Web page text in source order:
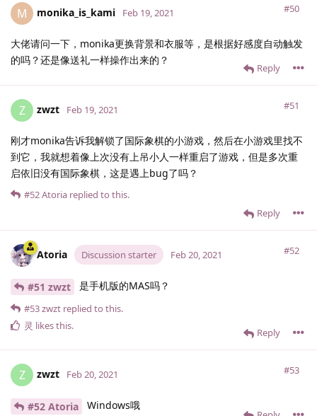
M monika_is_kami #50
Feb 19, 2021
大佬请问一下，monika更换背景和衣服等，是根据好感度自动触发
的吗？还是像送礼一样操作出来的？
Reply
Z zwzt #51
Feb 19, 2021
刚才monika告诉我解锁了国际象棋的小游戏，然后在小游戏里找不
到它，我就想着像上次没有上吊小人一样重启了游戏，但是多次重
启依旧没有国际象棋，这是遇上bug了吗？
Reply
#52Atoria replied to this.
Atoria Discussion starter #52
Feb 20, 2021
#51 zwzt 是手机版的MAS吗？
Reply
#53zwzt replied to this.
灵 likes this.
Z zwzt #53
Feb 20, 2021
#52 Atoria Windows哦